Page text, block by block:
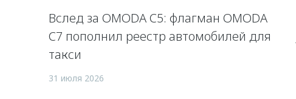
Вслед за OMODA C5: флагман OMODA
C7 пополнил реестр автомобилей для
такси
31 июля 2026